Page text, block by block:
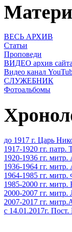
ВЕСЬ АРХИВ
Статьи
Проповеди
ВИДЕО архив сайта
Видео канал
СЛУЖЕБНИК
Фотоальбомы
до 1917 г. Царь
1917-1920 гг. патр.
1920-1936 гг.
1936-1964 гг. митр.
1964-1985 гг. митр.
1985-2000 гг. митр.
2000-2007 гг. митр.
2007-2017 гг.
с 14.01.2017г.